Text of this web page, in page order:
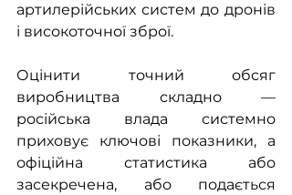
артилерійських систем до дронів
і високоточної зброї.
Оцінити точний обсяг
виробництва складно —
російська влада системно
приховує ключові показники, а
офіційна статистика або
засекречена, або подається